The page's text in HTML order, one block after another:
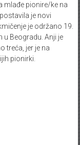
mlađe pionire/ke na
je novi
je održano 19.
u Beogradu. Anji je
treća, jer je na
pionirki.